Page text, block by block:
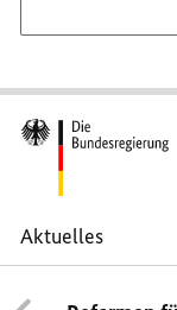
Aktuelles
Sicherheit